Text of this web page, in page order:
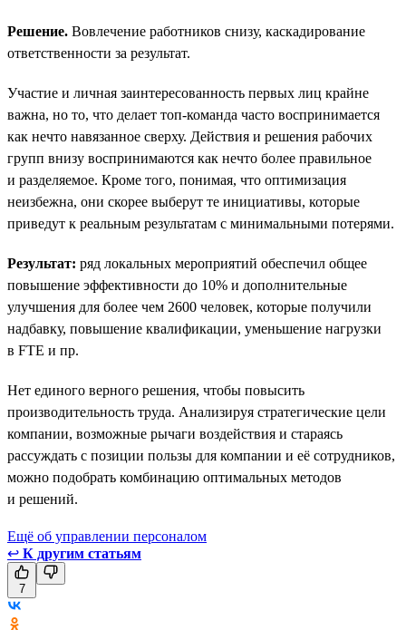
Решение. Вовлечение работников снизу, каскадирование
ответственности за результат.
Участие и личная заинтересованность первых лиц крайне
важна, но то, что делает топ-команда часто воспринимается
как нечто навязанное сверху. Действия и решения рабочих
групп внизу воспринимаются как нечто более правильное
и разделяемое. Кроме того, понимая, что оптимизация
неизбежна, они скорее выберут те инициативы, которые
приведут к реальным результатам с минимальными потерями.
Результат: ряд локальных мероприятий обеспечил общее
повышение эффективности до 10% и дополнительные
улучшения для более чем 2600 человек, которые получили
надбавку, повышение квалификации, уменьшение нагрузки
в FTE и пр.
Нет единого верного решения, чтобы повысить
производительность труда. Анализируя стратегические цели
компании, возможные рычаги воздействия и стараясь
рассуждать с позиции пользы для компании и её сотрудников,
можно подобрать комбинацию оптимальных методов
и решений.
Ещё об управлении персоналом
↩ К другим статьям
7